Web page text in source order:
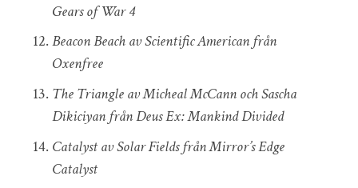
Gears of War 4
Beacon Beach av Scientific American från
Oxenfree
The Triangle av Micheal McCann och Sascha
Dikiciyan från Deus Ex: Mankind Divided
Catalyst av Solar Fields från Mirror’s Edge
Catalyst